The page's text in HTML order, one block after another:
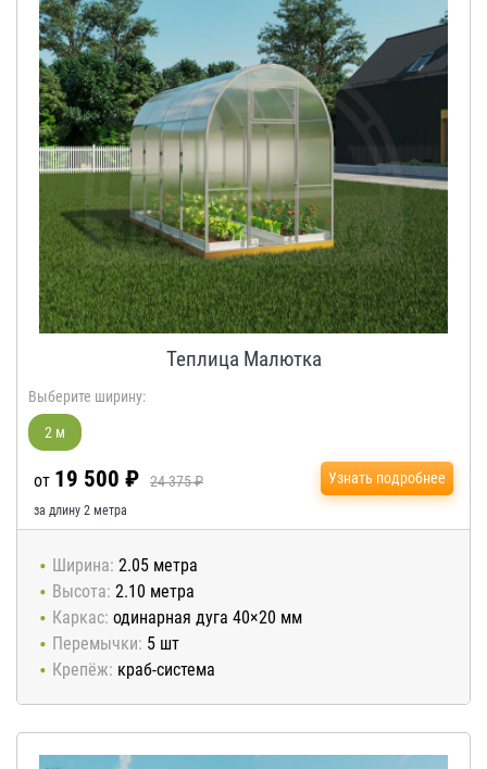
Теплица Малютка
Выберите ширину:
2 м
от 19 500 ₽ 24 375 ₽
за длину 2 метра
Узнать подробнее
Ширина: 2.05 метра
Высота: 2.10 метра
Каркас: одинарная дуга 40×20 мм
Перемычки: 5 шт
Крепёж: краб-система